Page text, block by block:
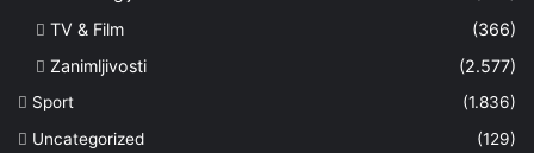
TV & Film
(366)
Zanimljivosti
(2.577)
Sport
(1.836)
Uncategorized
(129)